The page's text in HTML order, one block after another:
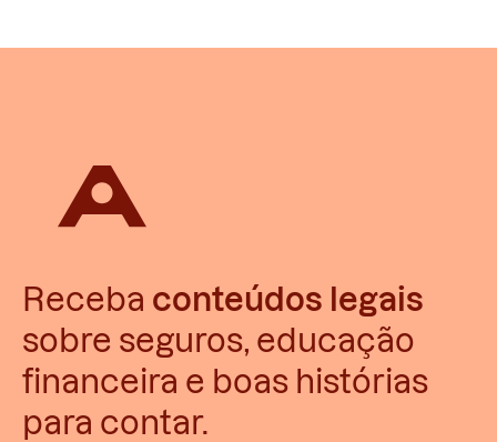
Receba conteúdos legais
sobre seguros, educação
financeira e boas histórias
para contar.